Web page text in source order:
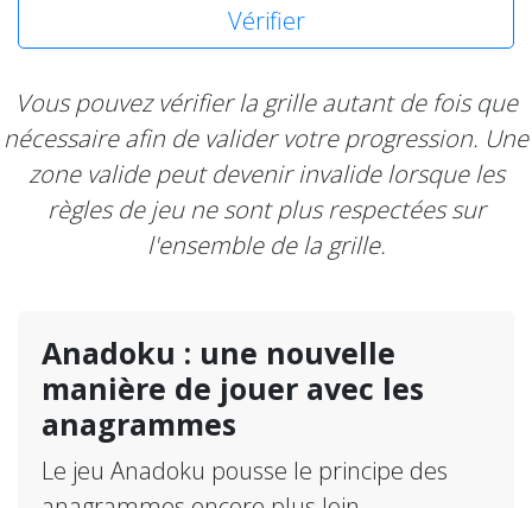
Vérifier
Vous pouvez vérifier la grille autant de fois que
nécessaire afin de valider votre progression. Une
zone valide peut devenir invalide lorsque les
règles de jeu ne sont plus respectées sur
l'ensemble de la grille.
Anadoku : une nouvelle
manière de jouer avec les
anagrammes
Le jeu Anadoku pousse le principe des